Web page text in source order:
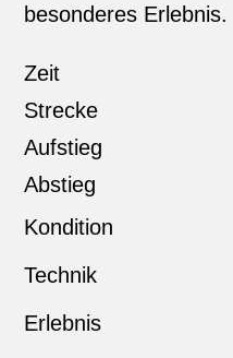
besonderes Erlebnis.
Zeit
Strecke
Aufstieg
Abstieg
Kondition
Technik
Erlebnis